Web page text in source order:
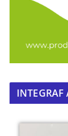
INTEGRAF